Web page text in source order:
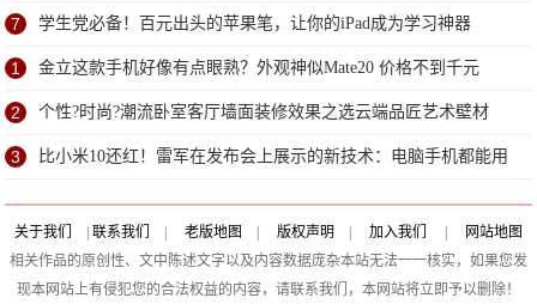
机吧
7 学生党必备！百元出头的苹果笔，让你的iPad成为学习神器
1 金立这款手机好像有点眼熟？外观神似Mate20 价格不到千元
2 个性?时尚?潮流卧室客厅墙面装修效果之选云端品匠艺术壁材
3 比小米10还红！雷军在发布会上展示的新技术：电脑手机都能用
关于我们 联系我们 老版地图 版权声明 加入我们
网站地图
相关作品的原创性、文中陈述文字以及内容数据庞杂本站无法一一核实，如果您发
现本网站上有侵犯您的合法权益的内容，请联系我们，本网站将立即予以删除！